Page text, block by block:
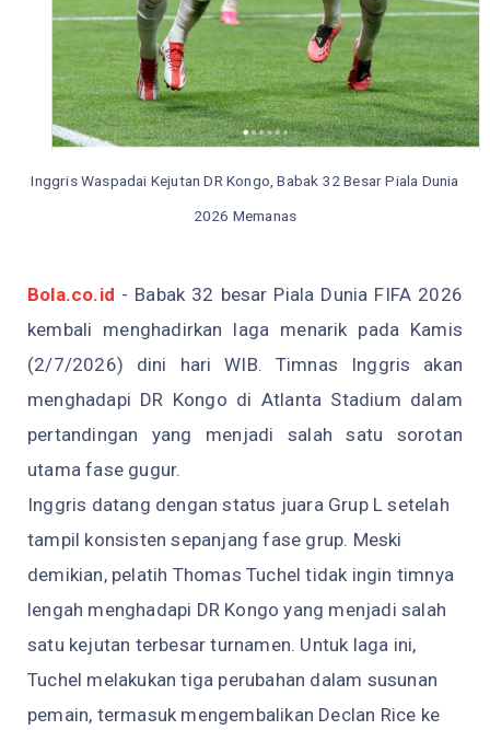
Inggris Waspadai Kejutan DR Kongo, Babak 32 Besar Piala Dunia
2026 Memanas
Bola.co.id - Babak 32 besar Piala Dunia FIFA 2026
kembali menghadirkan laga menarik pada Kamis
(2/7/2026) dini hari WIB. Timnas Inggris akan
menghadapi DR Kongo di Atlanta Stadium dalam
pertandingan yang menjadi salah satu sorotan
utama fase gugur.
Inggris datang dengan status juara Grup L setelah
tampil konsisten sepanjang fase grup. Meski
demikian, pelatih Thomas Tuchel tidak ingin timnya
lengah menghadapi DR Kongo yang menjadi salah
satu kejutan terbesar turnamen. Untuk laga ini,
Tuchel melakukan tiga perubahan dalam susunan
pemain, termasuk mengembalikan Declan Rice ke